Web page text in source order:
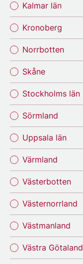
Kalmar län
Kronoberg
Norrbotten
Skåne
Stockholms län
Sörmland
Uppsala län
Värmland
Västerbotten
Västernorrland
Västmanland
Västra Götaland